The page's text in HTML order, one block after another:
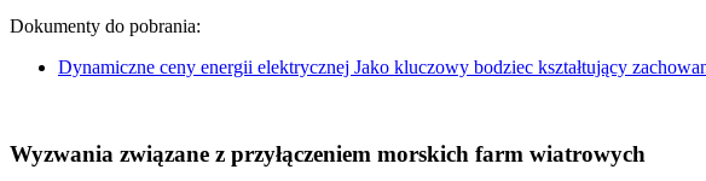
Dokumenty do pobrania:
Dynamiczne ceny energii elektrycznej Jako kluczowy bodziec kształtujący
Wyzwania związane z przyłączeniem morskich farm wiatrowych